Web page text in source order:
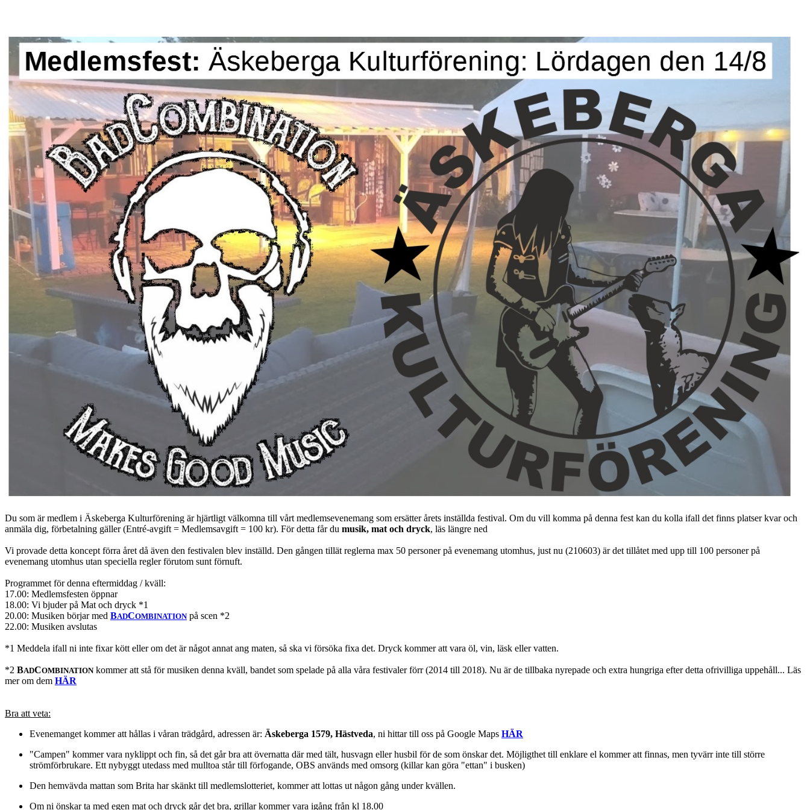
Du som är medlem i Äskeberga Kulturförening är hjärtligt välkomna till vårt medlemsevenemang som ersätter årets inställda festival. Om du vill komma på denna fest kan du kolla ifall det finns platser kvar och
anmäla dig, förbetalning gäller (Entré-avgift = Medlemsavgift = 100 kr). För detta får du musik, mat och dryck, läs längre ned
Vi provade detta koncept förra året då även den festivalen blev inställd. Den gången tillät reglerna max 50 personer på evenemang utomhus, just nu (210603) är det tillåtet med upp till 100 personer på
evenemang utomhus utan speciella regler förutom sunt förnuft.
Programmet för denna eftermiddag / kväll:
17.00: Medlemsfesten öppnar
18.00: Vi bjuder på Mat och dryck *1
20.00: Musiken börjar med BADCOMBINATIONpå scen *2
22.00: Musiken avslutas
*1 Meddela ifall ni inte fixar kött eller om det är något annat ang maten, så ska vi försöka fixa det. Dryck kommer att vara öl, vin, läsk eller vatten.
*2 BADCOMBINATIONkommer att stå för musiken denna kväll, bandet som spelade på alla våra festivaler förr (2014 till 2018). Nu är de tillbaka nyrepade och extra hungriga efter detta ofrivilliga uppehåll... Läs
mer om dem HÄR
Bra att veta:
Evenemanget kommer att hållas i våran trädgård, adressen är: Äskeberga 1579, Hästveda, ni hittar till oss på Google Maps HÄR
"Campen" kommer vara nyklippt och fin, så det går bra att övernatta där med tält, husvagn eller husbil för de som önskar det. Möjligthet till enklare el kommer att finnas, men tyvärr inte till större
strömförbrukare. Ett nybyggt utedass med mulltoa står till förfogande, OBS används med omsorg (killar kan göra "ettan" i busken)
Den hemvävda mattan som Brita har skänkt till medlemslotteriet, kommer att lottas ut någon gång under kvällen.
Om ni önskar ta med egen mat och dryck går det bra, grillar kommer vara igång från kl 18.00